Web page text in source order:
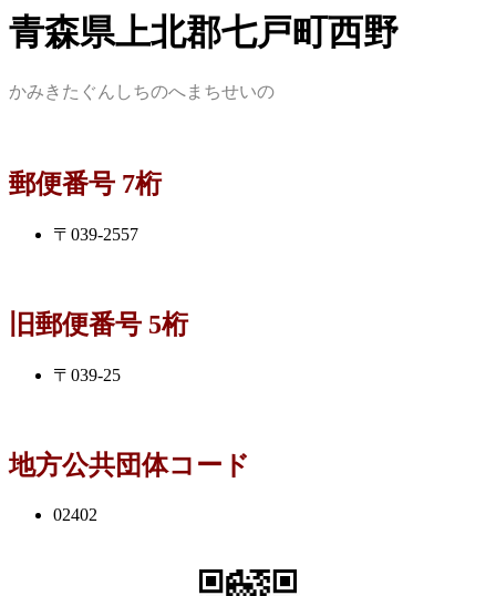
青森県上北郡七戸町西野
かみきたぐんしちのへまちせいの
郵便番号 7桁
〒039-2557
旧郵便番号 5桁
〒039-25
地方公共団体コード
02402